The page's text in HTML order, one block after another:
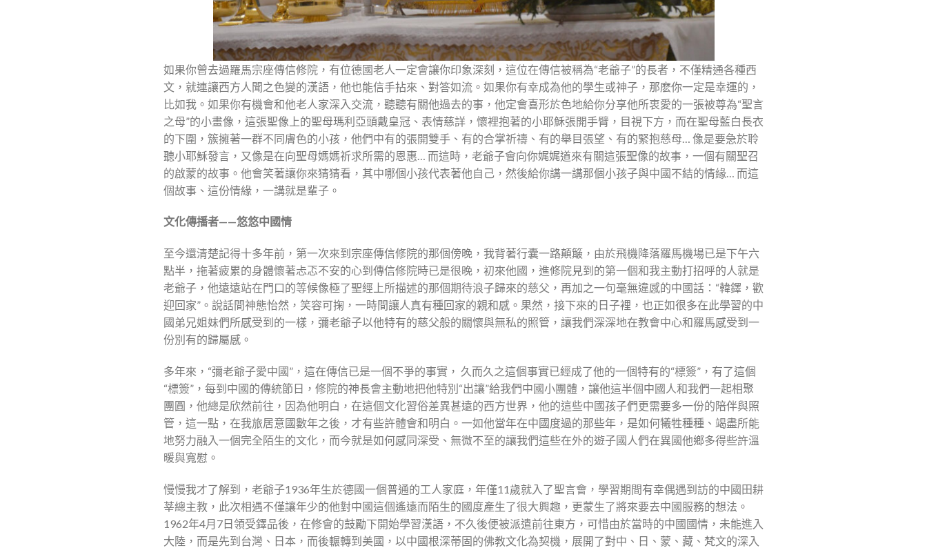
如果你曾去過羅馬宗座傳信修院，有位德國老人一定會讓你印象深刻，這位在傳信被稱為“老爺子”的長者，不僅精通各種西
文，就連讓西方人聞之色變的漢語，他也能信手拈來、對答如流。如果你有幸成為他的學生或神子，那麽你一定是幸運的，
比如我。如果你有機會和他老人家深入交流，聽聽有關他過去的事，他定會喜形於色地給你分享他所衷愛的一張被尊為“聖言
之母”的小畫像，這張聖像上的聖母瑪利亞頭戴皇冠、表情慈詳，懷裡抱著的小耶穌張開手臂，目視下方，而在聖母藍白長衣
的下圍，簇擁著一群不同膚色的小孩，他們中有的張開雙手、有的合掌祈禱、有的舉目張望、有的緊抱慈母… 像是要急於聆
聽小耶穌發言，又像是在向聖母媽媽祈求所需的恩惠… 而這時，老爺子會向你娓娓道來有關這張聖像的故事，一個有關聖召
的啟蒙的故事。他會笑著讓你來猜猜看，其中哪個小孩代表著他自己，然後給你講一講那個小孩子與中國不結的情緣… 而這
個故事、這份情緣，一講就是輩子。
文化傳播者——悠悠中國情
至今還清楚記得十多年前，第一次來到宗座傳信修院的那個傍晚，我背著行囊一路顛簸，由於飛機降落羅馬機場已是下午六
點半，拖著疲累的身體懷著忐忑不安的心到傳信修院時已是很晚，初來他國，進修院見到的第一個和我主動打招呼的人就是
老爺子，他遠遠站在門口的等候像極了聖經上所描述的那個期待浪子歸來的慈父，再加之一句毫無違感的中國話：“韓鐸，歡
迎回家”。說話間神態怡然，笑容可掬，一時間讓人真有種回家的親和感。果然，接下來的日子裡，也正如很多在此學習的中
國弟兄姐妹們所感受到的一樣，彌老爺子以他特有的慈父般的關懷與無私的照管，讓我們深深地在教會中心和羅馬感受到一
份別有的歸屬感。
多年來，“彌老爺子愛中國”，這在傳信已是一個不爭的事實， 久而久之這個事實已經成了他的一個特有的“標簽”，有了這個
“標簽”，每到中國的傳統節日，修院的神長會主動地把他特別“出讓”給我們中國小團體，讓他這半個中國人和我們一起相聚
團圓，他總是欣然前往，因為他明白，在這個文化習俗差異甚遠的西方世界，他的這些中國孩子們更需要多一份的陪伴與照
管，這一點，在我旅居意國數年之後，才有些許體會和明白。一如他當年在中國度過的那些年，是如何犧牲種種、竭盡所能
地努力融入一個完全陌生的文化，而今就是如何感同深受、無微不至的讓我們這些在外的遊子國人們在異國他鄉多得些許溫
暖與寬慰。
慢慢我才了解到，老爺子1936年生於德國一個普通的工人家庭，年僅11歲就入了聖言會，學習期間有幸偶遇到訪的中國田耕
莘總主教，此次相遇不僅讓年少的他對中國這個遙遠而陌生的國度產生了很大興趣，更蒙生了將來要去中國服務的想法。
1962年4月7日領受鐸品後，在修會的鼓勵下開始學習漢語，不久後便被派遣前往東方，可惜由於當時的中國國情，未能進入
大陸，而是先到台灣、日本，而後輾轉到美國，以中國根深蒂固的佛教文化為契機，展開了對中、日、蒙、藏、梵文的深入